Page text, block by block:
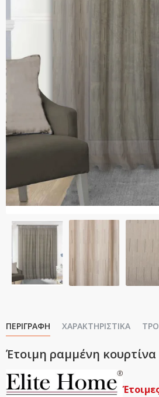
ΠΕΡΙΓΡΑΦΉ ΧΑΡΑΚΤΗΡΙΣΤΙΚΆ
Έτοιμη ραμμένη